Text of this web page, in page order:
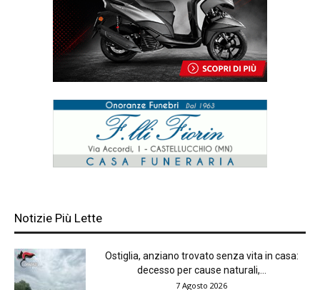
Notizie Più Lette
Ostiglia, anziano trovato senza vita in casa:
decesso per cause naturali,...
7 Agosto 2026